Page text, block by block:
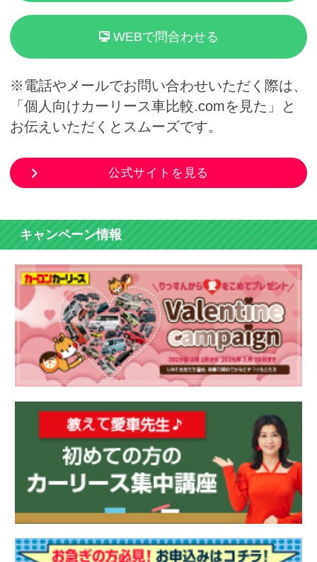
WEBで問合わせる
※電話やメールでお問い合わせいただく際は、
「個人向けカーリース車比較.comを見た」と
お伝えいただくとスムーズです。
公式サイトを見る
キャンペーン情報